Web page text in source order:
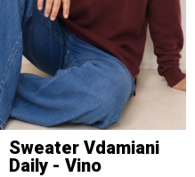
Sweater Vdamiani
Daily - Vino